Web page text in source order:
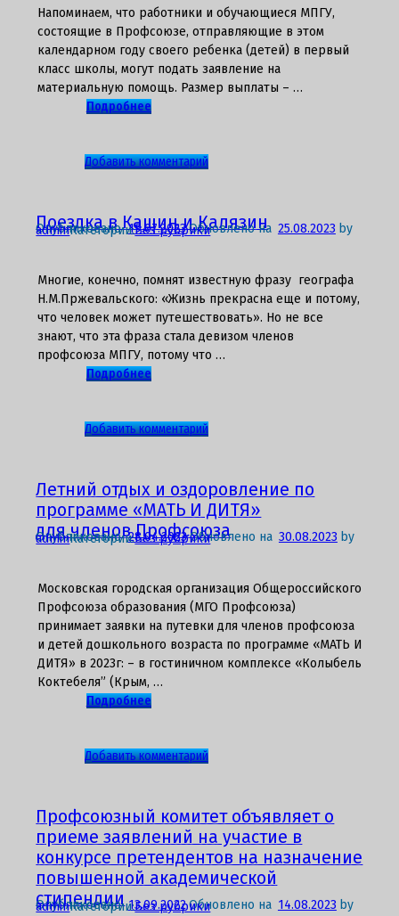
МПГУ
можно
Единый
Напоминаем, что работники и обучающиеся МПГУ,
состоящие в Профсоюзе, отправляющие в этом
календарном году своего ребенка (детей) в первый
класс школы, могут подать заявление на
материальную помощь. Размер выплаты – …
Подробнее
Добавить комментарийк
раз
–
класс!
Поездка в Кашин и Калязин
Опубликовано19.07.2023Обновлено на 25.08.2023 by
adminКатегории:Без рубрики
Многие, конечно, помнят известную фразу географа
Н.М.Пржевальского: «Жизнь прекрасна еще и потому,
что человек может путешествовать». Но не все
знают, что эта фраза стала девизом членов
профсоюза МПГУ, потому что …
Подробнее
Добавить комментарийк
в
Кашин
и
Калязин
Летний отдых и оздоровление по
программе «МАТЬ И ДИТЯ»
для членов Профсоюза
Опубликовано28.04.2023Обновлено на 30.08.2023 by
adminКатегории:Без рубрики
Московская городская организация Общероссийского
Профсоюза образования (МГО Профсоюза)
принимает заявки на путевки для членов профсоюза
и детей дошкольного возраста по программе «МАТЬ И
ДИТЯ» в 2023г: – в гостиничном комплексе «Колыбель
Коктебеля” (Крым, …
Подробнее
Добавить комментарийк
отдых
и
оздоровление
по
программе
«МАТЬ
Профсоюзный комитет объявляет о
приеме заявлений на участие в
конкурсе претендентов на назначение
повышенной академической
стипендии
Опубликовано13.09.2022 Обновлено на 14.08.2023 by
adminКатегории:Без рубрики